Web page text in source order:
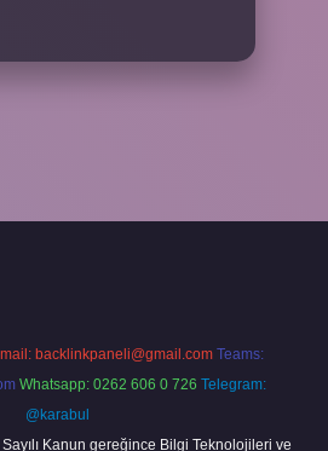
backlinkpaneli@gmail.com Teams:
Whatsapp: 0262 606 0 726 Telegram:
@karabul
Kanun gereğince Bilgi Teknolojileri ve